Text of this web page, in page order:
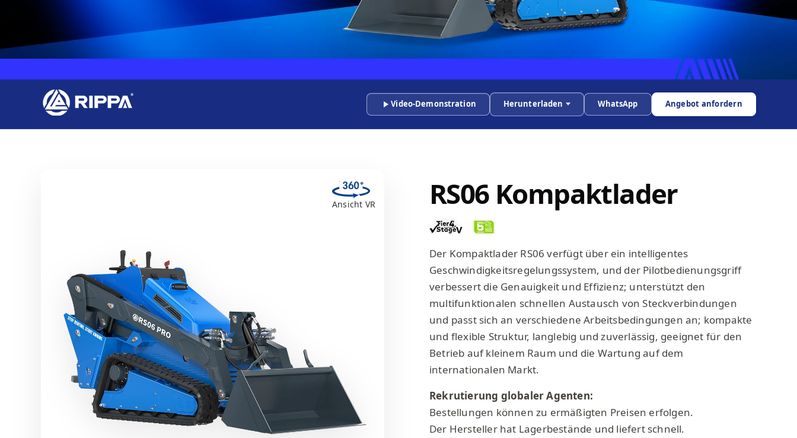
Video-Demonstration Herunterladen WhatsApp Angebot anfordern
Ansicht VR RS06 Kompaktlader
Der Kompaktlader RS06 verfügt über ein intelligentes
Geschwindigkeitsregelungssystem, und der Pilotbedienungsgriff
verbessert die Genauigkeit und Effizienz; unterstützt den
multifunktionalen schnellen Austausch von Steckverbindungen
und passt sich an verschiedene Arbeitsbedingungen an; kompakte
und flexible Struktur, langlebig und zuverlässig, geeignet für den
Betrieb auf kleinem Raum und die Wartung auf dem
internationalen Markt.
Rekrutierung globaler Agenten:
Bestellungen können zu ermäßigten Preisen erfolgen.
Der Hersteller hat Lagerbestände und liefert schnell.